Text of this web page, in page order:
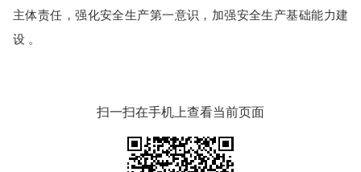
主体责任，强化安全生产第一意识，加强安全生产基础能力建
设 。
扫一扫在手机上查看当前页面